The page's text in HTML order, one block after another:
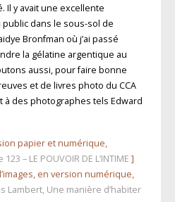
Il y avait une excellente
dans le sous-sol de
Bronfman où j’ai passé
la gélatine argentique au
aussi, pour faire bonne
et de livres photo du CCA
à des photographes tels Edward
papier et numérique,
– LE POUVOIR DE L’INTIME ]
en version numérique,
Lambert, Une manière d’habiter